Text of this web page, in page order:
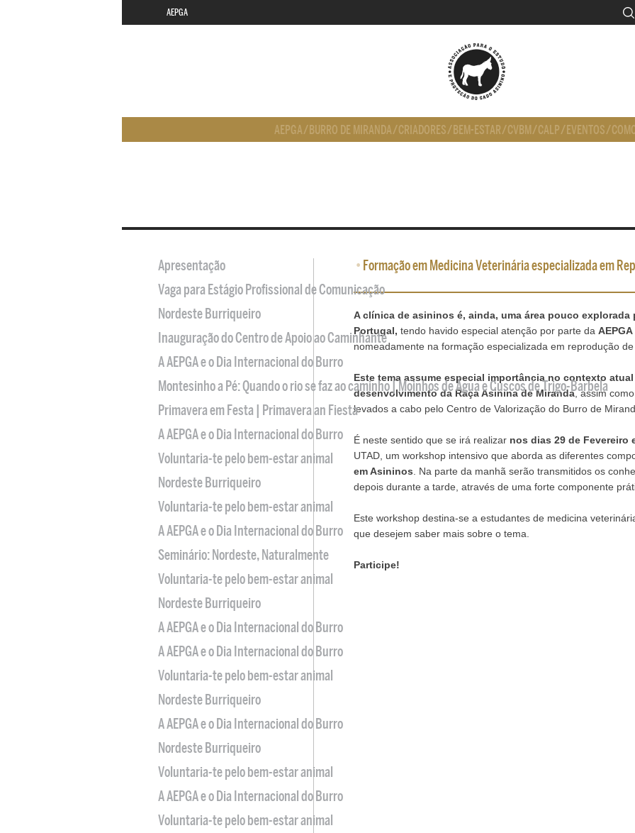
AEPGA
AEPGA/ BURRO DE MIRANDA/CRIADORES/ BEM-ESTAR/CVBM/CALP/ EVENTOS/
• Formação em Medicina Veterinária especializada em
A clínica de asininos é, ainda, uma área pouco
Portugal, tendo havido especial atenção por parte da AEPGA
nomeadamente na formação especializada em reprodução de
Este tema assume especial importância no contexto
desenvolvimento da Raça Asinina de Miranda, assim
levados a cabo pelo Centro de Valorização do Burro de
É neste sentido que se irá realizar nos dias 29 de Fevereiro
UTAD, um workshop intensivo que aborda as diferentes
em Asininos . Na parte da manhã serão transmitidos os
depois durante a tarde, através de uma forte componente
Este workshop destina-se a estudantes de medicina
que desejem saber mais sobre o tema.
Participe!
Apresentação
Vaga para Estágio Profissional de Comunicação
Nordeste Burriqueiro
Inauguração do Centro de Apoio ao Caminhante
A AEPGA e o Dia Internacional do Burro
Montesinho a Pé: Quando o rio se faz ao caminho | Moinhos de Água e Cuscos de Trigo-Barbela
Primavera em Festa | Primavera an Fiesta
A AEPGA e o Dia Internacional do Burro
Voluntaria-te pelo bem-estar animal
Nordeste Burriqueiro
Voluntaria-te pelo bem-estar animal
A AEPGA e o Dia Internacional do Burro
Seminário: Nordeste, Naturalmente
Voluntaria-te pelo bem-estar animal
Nordeste Burriqueiro
A AEPGA e o Dia Internacional do Burro
A AEPGA e o Dia Internacional do Burro
Voluntaria-te pelo bem-estar animal
Nordeste Burriqueiro
A AEPGA e o Dia Internacional do Burro
Nordeste Burriqueiro
Voluntaria-te pelo bem-estar animal
A AEPGA e o Dia Internacional do Burro
Voluntaria-te pelo bem-estar animal